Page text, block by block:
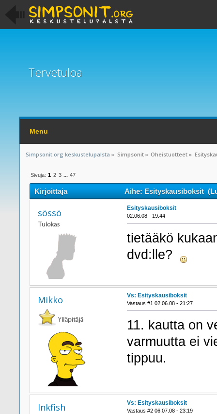
Tervetuloa
Menu
Simpsonit.org keskustelupalsta » Simpsonit» Oheistuotteet »
Sivuja: 1 2 3 ... 47
Kirjoittaja Aihe: Esityskausiboksit
sössö Esityskausiboksit
02.06.08 - 19:44
tietääkö
dvd:lle?
Mikko Vs: Esityskausiboksit
Vastaus #1 02.06.08 - 21:27
11. kautta on
varmuutta ei
tippuu.
Inkfish Vs: Esityskausiboksit
Vastaus #2 06.07.08 - 23:19